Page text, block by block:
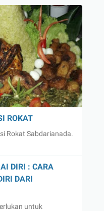
ROKAT
Rokat Sabdarianada.
DIRI : CARA
DARI
untuk